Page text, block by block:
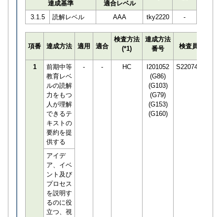
達成基準
適合レベル
3.1.5
読解レベル AAA tky2220 -
項番 達成方法 適用 適合
検査方法
(*1)
達成方法
番号
検査員
1
前期中等
教育レベ
ルの読解
力をもつ
人が理解
できるテ
キストの
要約を提
供する
- - HC
I201052
(G86)
(G103)
(G79)
(G153)
(G160)
S220745
アイデ
ア、イベ
ント及び
プロセス
を説明す
るのに役
立つ、視